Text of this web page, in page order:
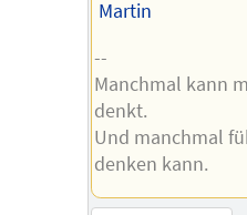
Martin
--
Manchmal kann
denkt.
Und manchmal
denken kann.